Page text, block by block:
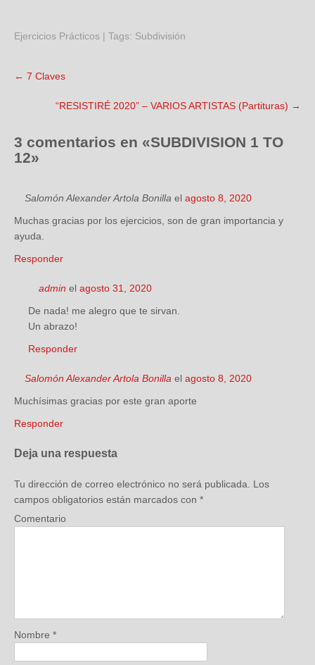
Ejercicios Prácticos | Tags: Subdivisión
← 7 Claves
“RESISTIRÉ 2020” – VARIOS ARTISTAS (Partituras) →
3 comentarios en «SUBDIVISION 1 TO
12»
Salomón Alexander Artola Bonilla el agosto 8, 2020
Muchas gracias por los ejercicios, son de gran importancia y
ayuda.
Responder
admin el agosto 31, 2020
De nada! me alegro que te sirvan.
Un abrazo!
Responder
Salomón Alexander Artola Bonilla el agosto 8, 2020
Muchísimas gracias por este gran aporte
Responder
Deja una respuesta
Tu dirección de correo electrónico no será publicada.
Los
campos obligatorios están marcados con *
Comentario
Nombre *